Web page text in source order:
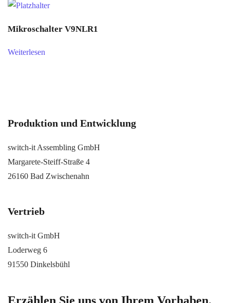
Mikroschalter V9NLR1
Weiterlesen
Produktion und Entwicklung
switch-it Assembling GmbH
Margarete-Steiff-Straße 4
26160 Bad Zwischenahn
Vertrieb
switch-it GmbH
Loderweg 6
91550 Dinkelsbühl